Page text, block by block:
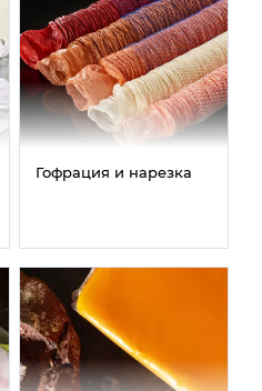
Гофрация и нарезка